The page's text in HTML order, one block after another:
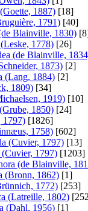
1887) [18]
1791) [40]
Blainville, 1830)
1778) [26]
(de Blainville,
1873) [2]
(Lang, 1884) [2]
1809) [34]
1919) [10]
1850) [24]
1797) [1826]
1758) [602]
(Cuvier, 1797) [13]
(Cuvier, 1797) [1203]
(de Blainville,
(Bronn, 1862) [1]
1772) [253]
(Latreille, 1802)
(Dahl, 1956) [1]